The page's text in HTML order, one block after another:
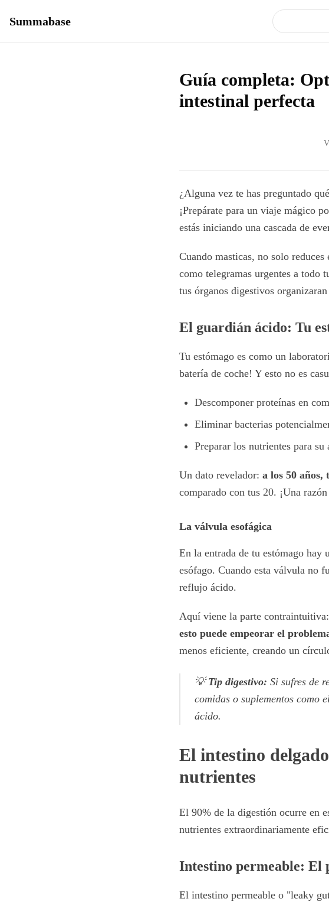
Summabase
Guía completa:
intestinal perfecta
¿Alguna vez te has preguntado
¡Prepárate para un viaje mágico
estás iniciando una cascada de
Cuando masticas, no solo
como telegramas urgentes a todo
tus órganos digestivos
El guardián ácido: Tu
Tu estómago es como un
batería de coche! Y esto no es
Descomponer proteínas en
Eliminar bacterias
Preparar los nutrientes para su
Un dato revelador: a los 50 años,
comparado con tus 20. ¡Una
La válvula esofágica
En la entrada de tu estómago hay
esófago. Cuando esta válvula no
reflujo ácido.
Aquí viene la parte contraintuitiva:
esto puede empeorar el
menos eficiente, creando un
💡Tip digestivo: Si sufres de
comidas o suplementos como
ácido.
El intestino
nutrientes
El 90% de la digestión ocurre en
nutrientes extraordinariamente
Intestino permeable: El
El intestino permeable o "leaky